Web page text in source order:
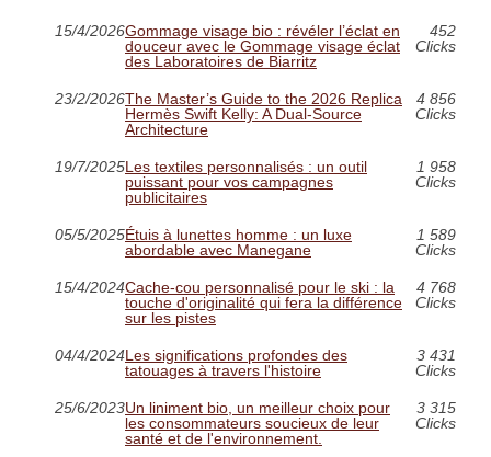
15/4/2026Gommage visage bio : révéler l’éclat en
douceur avec le Gommage visage éclat
des Laboratoires de Biarritz
452
Clicks
23/2/2026The Master’s Guide to the 2026 Replica
Hermès Swift Kelly: A Dual-Source
Architecture
4 856
Clicks
19/7/2025Les textiles personnalisés : un outil
puissant pour vos campagnes
publicitaires
1 958
Clicks
05/5/2025Étuis à lunettes homme : un luxe
abordable avec Manegane
1 589
Clicks
15/4/2024Cache-cou personnalisé pour le ski : la
touche d'originalité qui fera la différence
sur les pistes
4 768
Clicks
04/4/2024Les significations profondes des
tatouages à travers l'histoire
3 431
Clicks
25/6/2023Un liniment bio, un meilleur choix pour
les consommateurs soucieux de leur
santé et de l'environnement.
3 315
Clicks